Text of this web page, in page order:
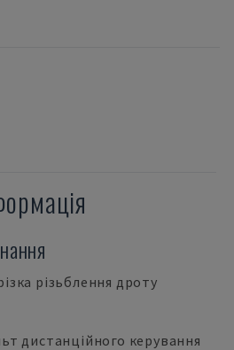
різьблення дроту
дистанційного керування